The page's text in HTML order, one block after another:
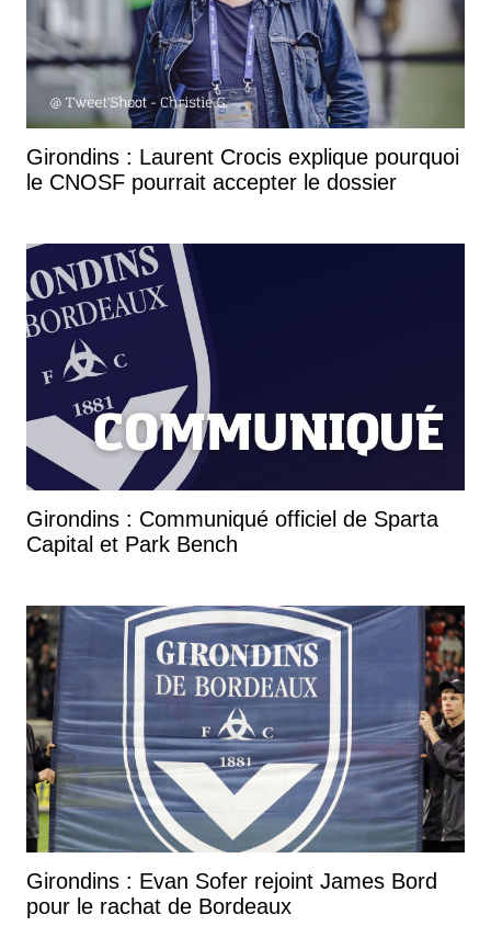
Girondins : Laurent Crocis explique pourquoi
le CNOSF pourrait accepter le dossier
Girondins : Communiqué officiel de Sparta
Capital et Park Bench
Girondins : Evan Sofer rejoint James Bord
pour le rachat de Bordeaux